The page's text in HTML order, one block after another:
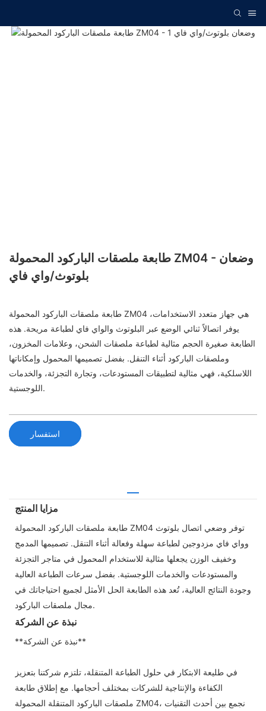
طابعة ملصقات الباركود المحمولة ZM04 - وضعان
بلوتوث/واي فاي
طابعة ملصقات الباركود المحمولة ZM04 هي جهاز متعدد الاستخدامات،
يوفر اتصالاً ثنائي الوضع عبر البلوتوث والواي فاي لطباعة مريحة. هذه
الطابعة صغيرة الحجم مثالية لطباعة ملصقات الشحن، وعلامات المخزون،
وملصقات الباركود أثناء التنقل. بفضل تصميمها المحمول وإمكاناتها
اللاسلكية، فهي مثالية لتطبيقات المستودعات، وتجارة التجزئة، والخدمات
اللوجستية.
استفسار
مزايا المنتج
طابعة ملصقات الباركود المحمولة ZM04 توفر وضعي اتصال بلوتوث
وواي فاي مزدوجين لطباعة سهلة وفعالة أثناء التنقل. تصميمها المدمج
وخفيف الوزن يجعلها مثالية للاستخدام المحمول في متاجر التجزئة
والمستودعات والخدمات اللوجستية. بفضل سرعات الطباعة العالية
وجودة النتائج العالية، تُعد هذه الطابعة الحل الأمثل لجميع احتياجاتك في
مجال ملصقات الباركود.
نبذة عن الشركة
**نبذة عن الشركة**
في طليعة الابتكار في حلول الطباعة المتنقلة، تلتزم شركتنا بتعزيز
الكفاءة والإنتاجية للشركات بمختلف أحجامها. مع إطلاق طابعة
ملصقات الباركود المتنقلة المحمولة ZM04، نجمع بين أحدث التقنيات